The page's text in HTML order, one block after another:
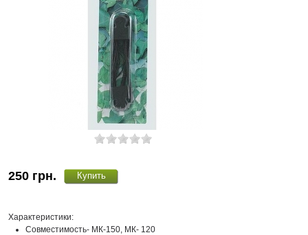
250 грн.
Характеристики:
Совместимость- МК-150, МК- 120